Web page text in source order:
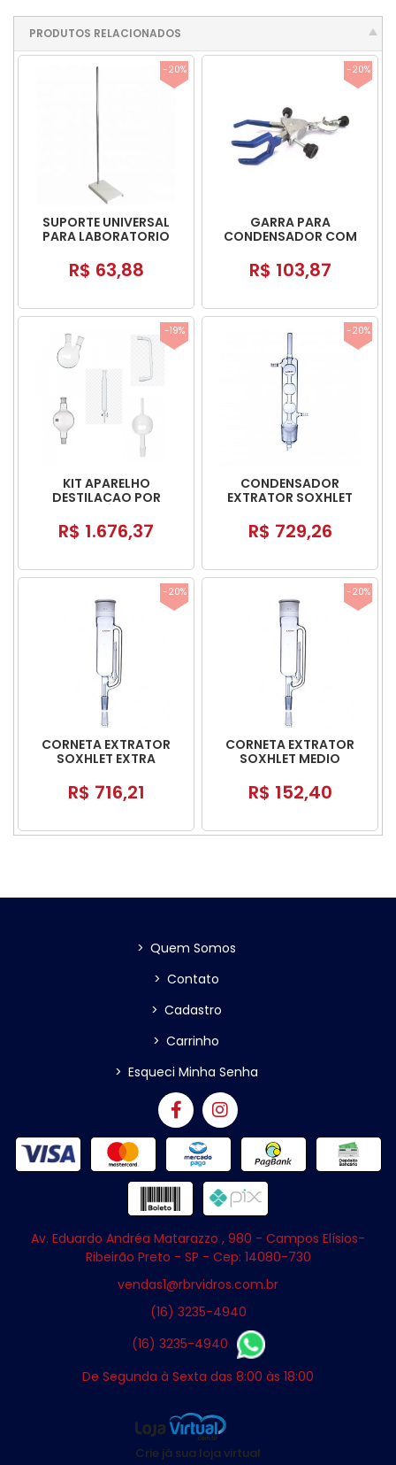
PRODUTOS RELACIONADOS
-20%
SUPORTE UNIVERSAL
PARA LABORATORIO
R$ 63,88
-20%
GARRA PARA
CONDENSADOR COM
R$ 103,87
-19%
KIT APARELHO
DESTILACAO POR
R$ 1.676,37
-20%
CONDENSADOR
EXTRATOR SOXHLET
R$ 729,26
-20%
CORNETA EXTRATOR
SOXHLET EXTRA
R$ 716,21
-20%
CORNETA EXTRATOR
SOXHLET MEDIO
R$ 152,40
> Quem Somos
> Contato
> Cadastro
> Carrinho
> Esqueci Minha Senha
Av. Eduardo Andréa Matarazzo , 980 - Campos Elísios-
Ribeirão Preto - SP - Cep: 14080-730
vendas1@rbrvidros.com.br
(16) 3235-4940
(16) 3235-4940
De Segunda à Sexta das 8:00 às 18:00
Crie já sua loja virtual